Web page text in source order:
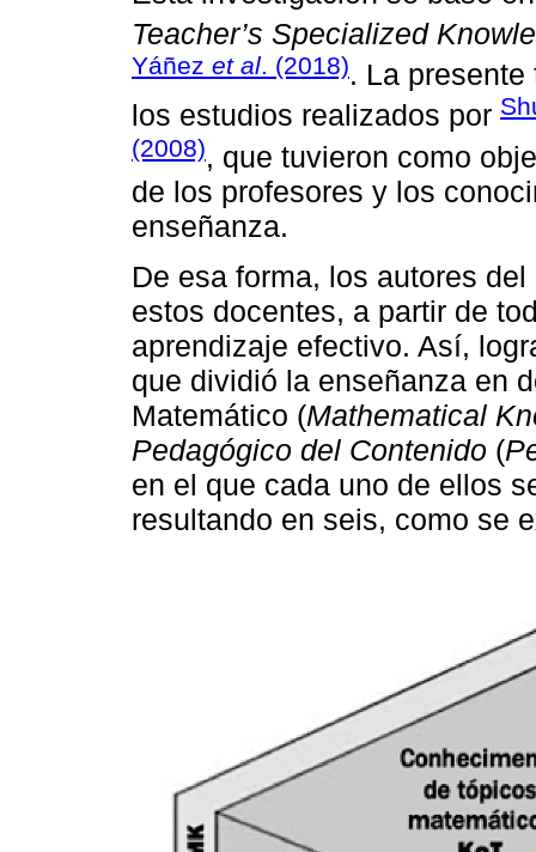
Teacher’s Specialized
Yáñez et al. (2018). La
los estudios realizados por
(2008), que tuvieron como
de los profesores y los
enseñanza.
De esa forma, los autores
estos docentes, a partir de
aprendizaje efectivo. Así,
que dividió la enseñanza en
Matemático (Mathematical
Pedagógico del Contenido (
en el que cada uno de ellos
resultando en seis, como se